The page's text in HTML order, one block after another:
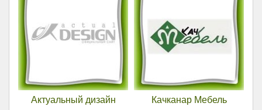
Актуальный дизайн Качканар Мебель